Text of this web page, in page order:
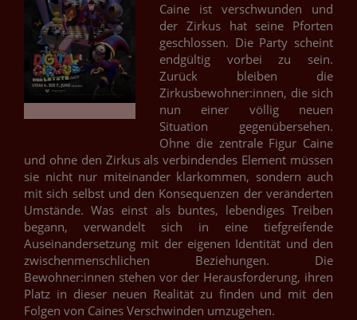
Caine ist verschwunden und
der Zirkus hat seine Pforten
geschlossen. Die Party scheint
endgültig vorbei zu sein.
Zurück bleiben die
Zirkusbewohner:innen, die sich
nun einer völlig neuen
Situation gegenübersehen.
Ohne die zentrale Figur Caine
und ohne den Zirkus als verbindendes Element müssen
sie nicht nur miteinander klarkommen, sondern auch
mit sich selbst und den Konsequenzen der veränderten
Umstände. Was einst als buntes, lebendiges Treiben
begann, verwandelt sich in eine tiefgreifende
Auseinandersetzung mit der eigenen Identität und den
zwischenmenschlichen Beziehungen. Die
Bewohner:innen stehen vor der Herausforderung, ihren
Platz in dieser neuen Realität zu finden und mit den
Folgen von Caines Verschwinden umzugehen.